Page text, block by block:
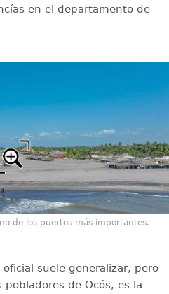
en el departamento de
de los puertos más importantes.
suele generalizar, pero
de Ocós, es la